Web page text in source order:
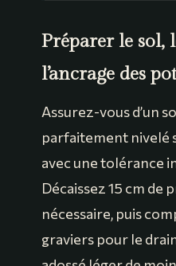
Préparer le sol,
l’ancrage des
Assurez-vous d’un
parfaitement nivelé
avec une tolérance
Décaissez 15 cm de
nécessaire, puis
graviers pour le